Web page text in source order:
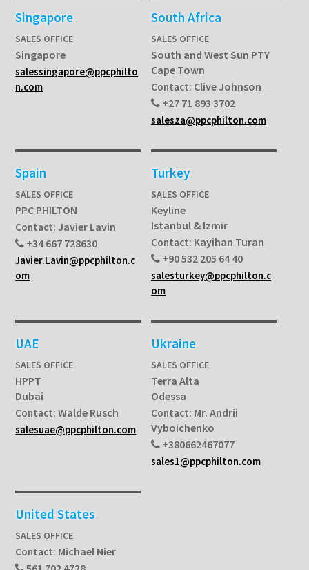
Singapore
SALES OFFICE
Singapore
salessingapore@ppcphilto
n.com
South Africa
SALES OFFICE
South and West Sun PTY
Cape Town
Contact: Clive Johnson
+27 71 893 3702
salesza@ppcphilton.com
Spain
SALES OFFICE
PPC PHILTON
Contact: Javier Lavin
+34 667 728630
Javier.Lavin@ppcphilton.c
om
Turkey
SALES OFFICE
Keyline
Istanbul & Izmir
Contact: Kayihan Turan
+90 532 205 64 40
salesturkey@ppcphilton.c
om
UAE
SALES OFFICE
HPPT
Dubai
Contact: Walde Rusch
salesuae@ppcphilton.com
Ukraine
SALES OFFICE
Terra Alta
Odessa
Contact: Mr. Andrii
Vyboichenko
+380662467077
sales1@ppcphilton.com
United States
SALES OFFICE
Contact: Michael Nier